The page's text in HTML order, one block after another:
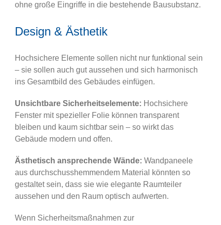
ohne große Eingriffe in die bestehende Bausubstanz.
Design & Ästhetik
Hochsichere Elemente sollen nicht nur funktional sein
– sie sollen auch gut aussehen und sich harmonisch
ins Gesamtbild des Gebäudes einfügen.
Unsichtbare Sicherheitselemente: Hochsichere
Fenster mit spezieller Folie können transparent
bleiben und kaum sichtbar sein – so wirkt das
Gebäude modern und offen.
Ästhetisch ansprechende Wände: Wandpaneele
aus durchschusshemmendem Material könnten so
gestaltet sein, dass sie wie elegante Raumteiler
aussehen und den Raum optisch aufwerten.
Wenn Sicherheitsmaßnahmen zur